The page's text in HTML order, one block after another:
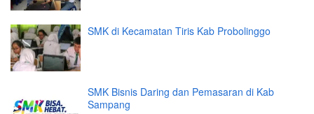
SMK di Kecamatan Tiris Kab Probolinggo
SMK Bisnis Daring dan Pemasaran di Kab
Sampang